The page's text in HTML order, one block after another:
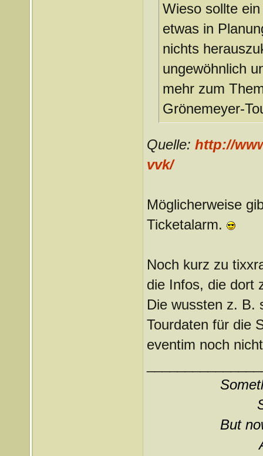
Wieso sollte
etwas in
nichts
ungewöhnlich
mehr zum
Grönemeyer-
Quelle: http://
vvk/
Möglicherweise
Ticketalarm.
Noch kurz zu
die Infos, die dort
Die wussten z. B.
Tourdaten für die
eventim noch
But